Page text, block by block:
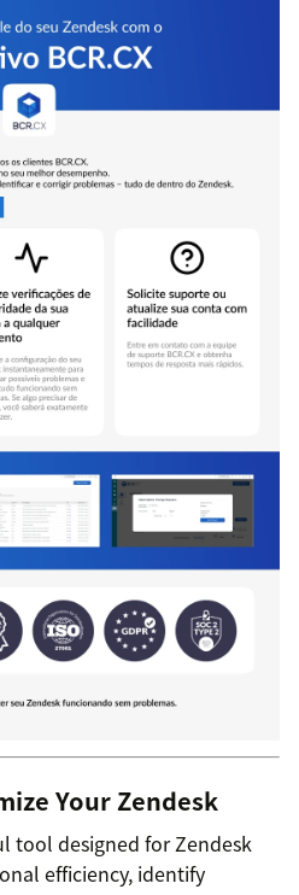
Your Zendesk
tool designed for Zendesk
efficiency, identify